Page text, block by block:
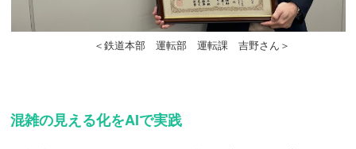
＜鉄道本部 運転部 運転課 吉野さん＞
混雑の見える化をAIで実践